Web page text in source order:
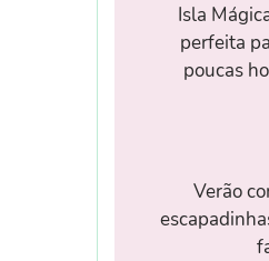
Isla
perfeita
poucas
Verão